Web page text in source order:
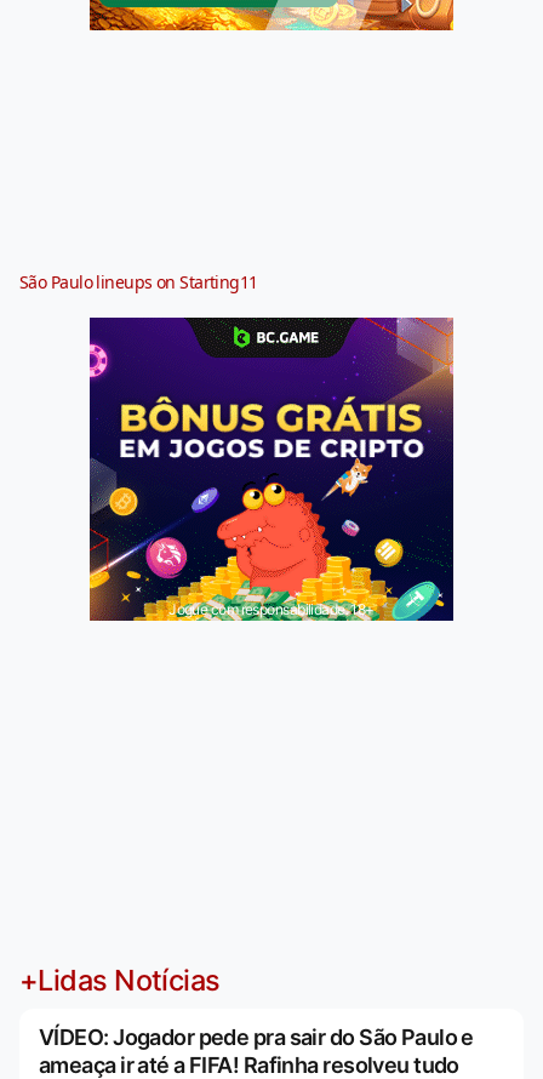
São Paulo lineups on Starting11
Jogue com responsabilidade. 18+
+Lidas Notícias
VÍDEO: Jogador pede pra sair do São Paulo e
ameaça ir até a FIFA! Rafinha resolveu tudo